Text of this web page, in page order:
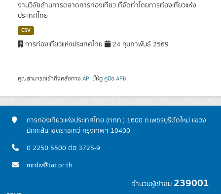
งานวิจัยด้านการตลาดการท่องเที่ยว ที่จัดทำโดยการท่องเที่ยวแห่ง
ประเทศไทย
CSV
การท่องเที่ยวแห่งประเทศไทย 24 กุมภาพันธ์ 2569
คุณสามารถเข้าถึงคลังทาง API (ให้ดู คู่มือ API).
การท่องเที่ยวแห่งประเทศไทย (ททท.) 1600 ถ.เพชรบุรีตัดใหม่ แขวง
มักกะสัน เขตราชเทวี กรุงเทพฯ 10400
0 2250 5500 ต่อ 3725-9
mrdiv@tat.or.th
จำนวนผู้เข้าชม 239001